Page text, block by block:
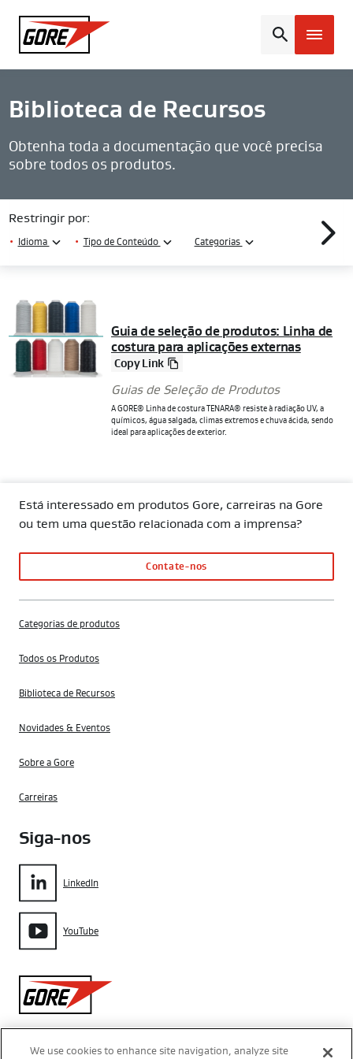
Gore
Biblioteca de Recursos
Obtenha toda a documentação que você precisa
sobre todos os produtos.
Restringir por:
• Idioma • Tipo de Conteúdo Categorias
Guia de seleção de produtos: Linha de
costura para aplicações externas
Copy Link
Guias de Seleção de Produtos
A GORE® Linha de costura TENARA® resiste à radiação UV, a
químicos, água salgada, climas extremos e chuva ácida, sendo
ideal para aplicações de exterior.
Está interessado em produtos Gore, carreiras na Gore
ou tem uma questão relacionada com a imprensa?
Contate-nos
Categorias de produtos
Todos os Produtos
Biblioteca de Recursos
Novidades & Eventos
Sobre a Gore
Carreiras
Siga-nos
LinkedIn
YouTube
Gore
We use cookies to enhance site navigation, analyze site